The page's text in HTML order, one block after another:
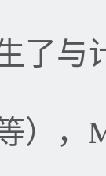
了与
），